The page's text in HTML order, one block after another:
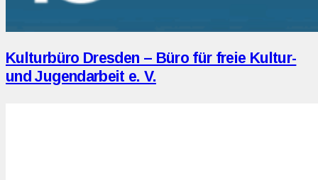
Kulturbüro Dresden – Büro für freie Kultur-
und Jugendarbeit e. V.